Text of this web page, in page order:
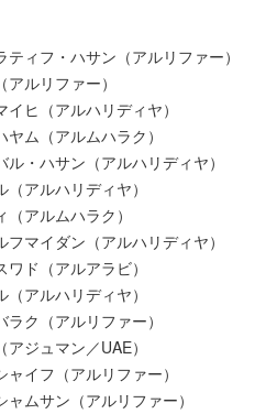
ィフ・ハサン（アルリファー）
ルリファー）
ヒ（アルハリディヤ）
ム（アルムハラク）
・ハサン（アルハリディヤ）
アルハリディヤ）
アルムハラク）
マイダン（アルハリディヤ）
ド（アルアラビ）
アルハリディヤ）
ク（アルリファー）
ジュマン／UAE）
イフ（アルリファー）
ムサン（アルリファー）